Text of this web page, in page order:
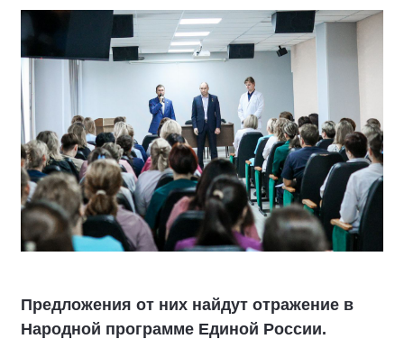
Предложения от них найдут отражение в
Народной программе Единой России.